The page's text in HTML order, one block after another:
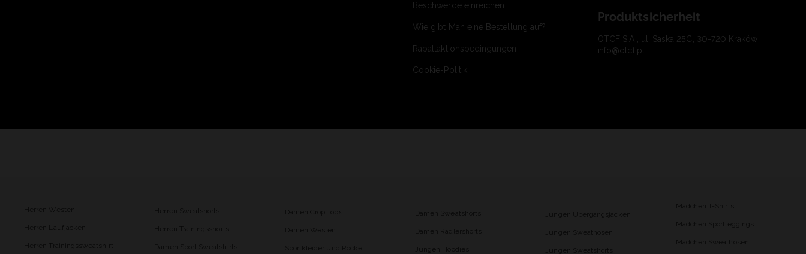
Beschwerde einreichen
Wie gibt Man eine Bestellung auf?
Rabattaktionsbedingungen
Cookie-Politik
Produktsicherheit
OTCF S.A., ul. Saska 25C, 30-720 Kraków
info@otcf.pl